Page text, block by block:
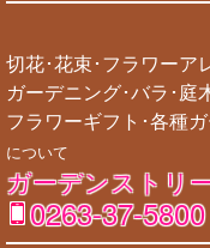
切花･花束･フラワーア
ガーデニング･バラ･庭
フラワーギフト･各種
について
ガーデンストリ
0263-37-5800